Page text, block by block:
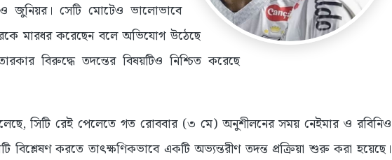
জুনিয়র। সেটি মোটেও ভালোভাবে
মারধর করেছেন বলে অভিযোগ উঠেছে
বিরুদ্ধে তদন্তের বিষয়টিও নিশ্চিত করেছে
সিটি রেই পেলেতে গত রোববার (৩ মে) অনুশীলনের সময় নেইমার ও রবিনিও
বিশ্লেষণ করতে তাৎক্ষণিকভাবে একটি অভ্যন্তরীণ তদন্ত প্রক্রিয়া শুরু করা হয়েছে।